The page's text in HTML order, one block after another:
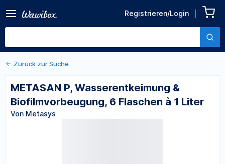
Registrieren/Login
Wasserentkeimung &
Biofilmvorbeugung, 6
Von Metasys
Zurück zu den Produktdetails
Zurück zur Suche
METASAN P, Wasserentkeimung &
Biofilmvorbeugung, 6 Flaschen à 1 Liter
Von Metasys